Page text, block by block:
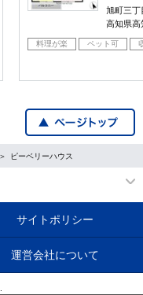
旭町三丁
高知県高
料理が楽 ペット可
ピーベリーハウス
サイトポリシー
運営会社について